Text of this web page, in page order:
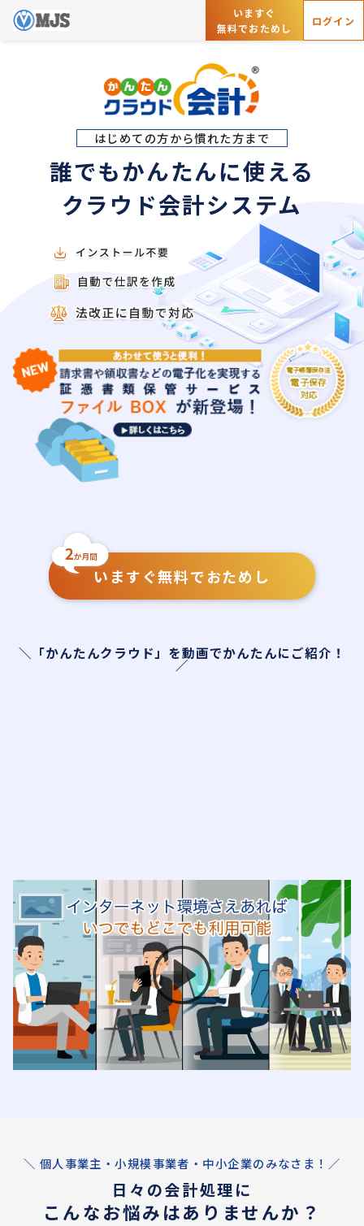
いますぐ
無料でおためし
ログイン
はじめての方から慣れた方まで
誰でもかんたんに使える
クラウド会計システム
いますぐ無料でおためし
＼「かんたんクラウド」を動画でかんたんにご紹介！
／
＼ 個人事業主・小規模事業者・中小企業のみなさま！／
日々の会計処理に
こんなお悩みはありませんか？